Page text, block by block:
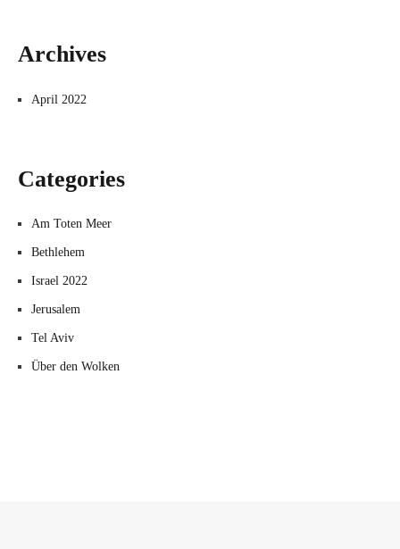
Archives
April 2022
Categories
Am Toten Meer
Bethlehem
Israel 2022
Jerusalem
Tel Aviv
Über den Wolken